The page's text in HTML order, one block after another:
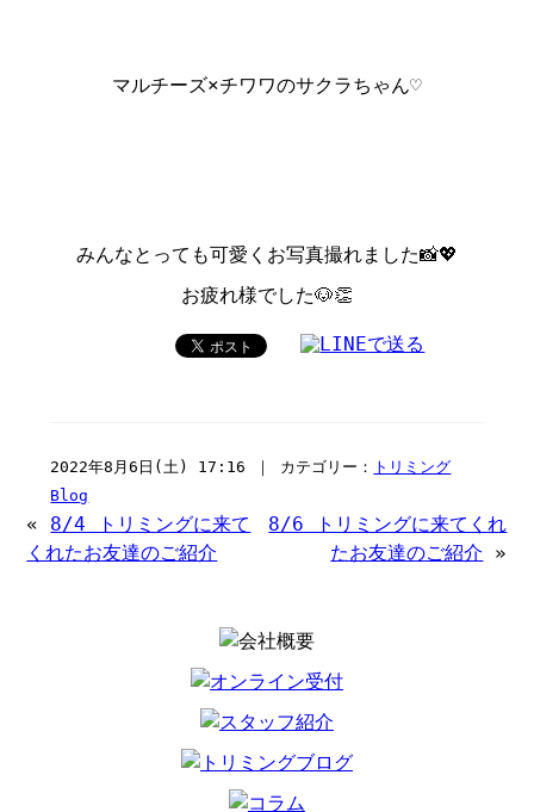
マルチーズ×チワワのサクラちゃん♡
みんなとっても可愛くお写真撮れました📸💖
お疲れ様でした🐶👏
2022年8月6日(土) 17:16 ｜ カテゴリー： トリミング
Blog
« 8/4 トリミングに来て
くれたお友達のご紹介
8/6 トリミングに来てくれ
たお友達のご紹介 »